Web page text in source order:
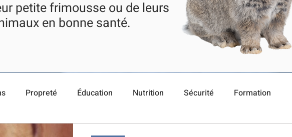
petite frimousse ou de leurs
en bonne santé.
Propreté Éducation Nutrition Sécurité Formation